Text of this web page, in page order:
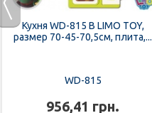
Кухня WD-815 B LIMO TOY,
размер 70-45-70,5см, плита,...
WD-815
956,41 грн.